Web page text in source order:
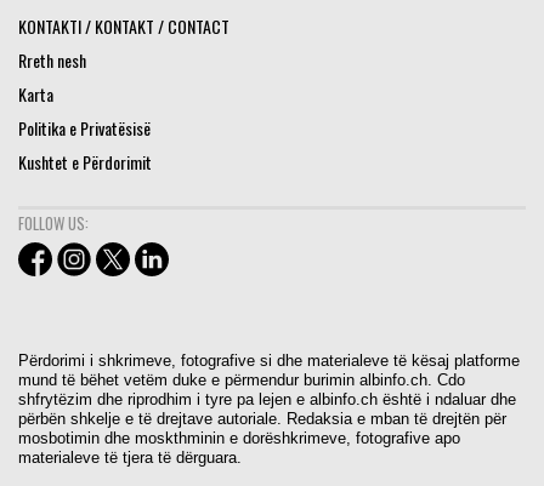
KONTAKTI / KONTAKT / CONTACT
Rreth nesh
Karta
Politika e Privatësisë
Kushtet e Përdorimit
FOLLOW US:
Përdorimi i shkrimeve, fotografive si dhe materialeve të kësaj platforme
mund të bëhet vetëm duke e përmendur burimin albinfo.ch. Cdo
shfrytëzim dhe riprodhim i tyre pa lejen e albinfo.ch është i ndaluar dhe
përbën shkelje e të drejtave autoriale. Redaksia e mban të drejtën për
mosbotimin dhe moskthminin e dorëshkrimeve, fotografive apo
materialeve të tjera të dërguara.